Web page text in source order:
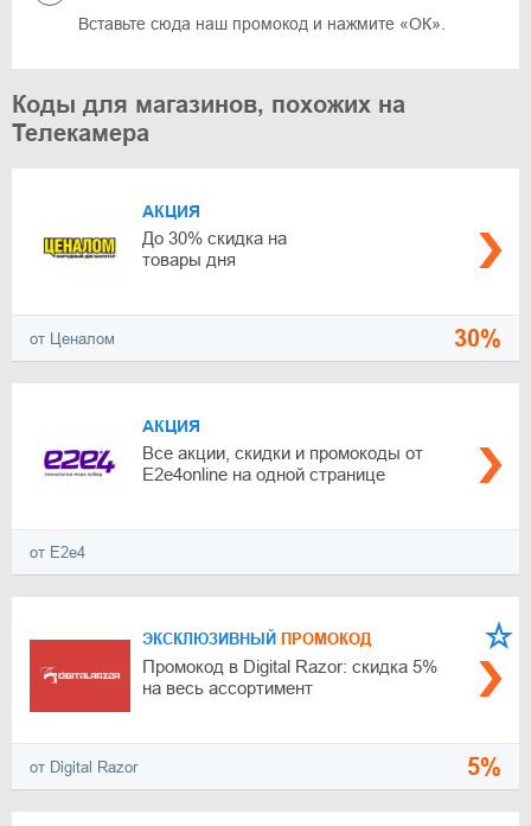
Вставьте сюда наш промокод и нажмите «ОК».
Коды для магазинов, похожих на
Телекамера
АКЦИЯ
До 30% скидка на
товары дня
от Ценалом 30%
АКЦИЯ
Все акции, скидки и промокоды от
E2e4online на одной странице
от E2e4
ЭКСКЛЮЗИВНЫЙ ПРОМОКОД
Промокод в Digital Razor: скидка 5%
на весь ассортимент
от Digital Razor 5%